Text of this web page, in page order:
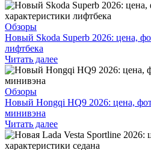
Обзоры
Новый Skoda Superb 2026: цена,
лифтбека
Читать далее
Обзоры
Новый Hongqi HQ9 2026: цена,
минивэна
Читать далее